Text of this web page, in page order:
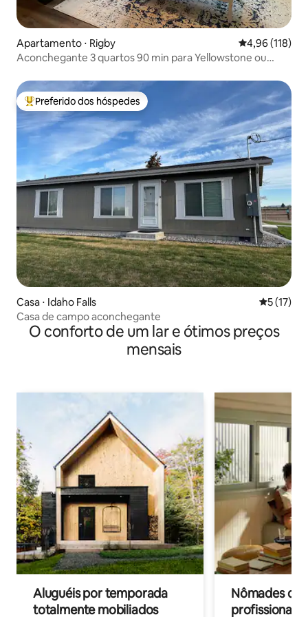
Apartamento ⋅ Rigby 4,96 de uma
4,96 (118)
Aconchegante 3 quartos 90 min para Yellowstone ou
Entre os melhores preferidos dos hóspedes
Preferido dos hóspedes
Casa ⋅ Idaho Falls 5 de uma
5 (17)
Casa de campo aconchegante
O conforto de um lar e ótimos preços
mensais
Aluguéis por temporada
totalmente mobiliados
Nômades
profissionais